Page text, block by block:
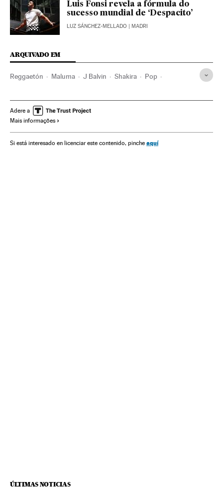
Luis Fonsi revela a fórmula do
sucesso mundial de ‘Despacito’
LUZ SÁNCHEZ-MELLADO | MADRI
ARQUIVADO EM
Reggaetón Maluma J Balvin Shakira Pop
América Latina Música
Adere a
Mais informações
Si está interesado en licenciar este contenido, pinche aquí
ÚLTIMAS NOTICIAS